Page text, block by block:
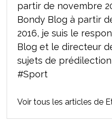
partir de novembre
Bondy Blog à partir
2016, je suis le
Blog et le directeur
sujets de
#Sport
Voir tous les articles de